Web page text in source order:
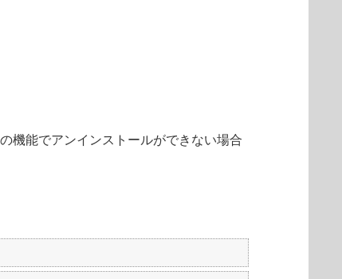
機能でアンインストールができない場合